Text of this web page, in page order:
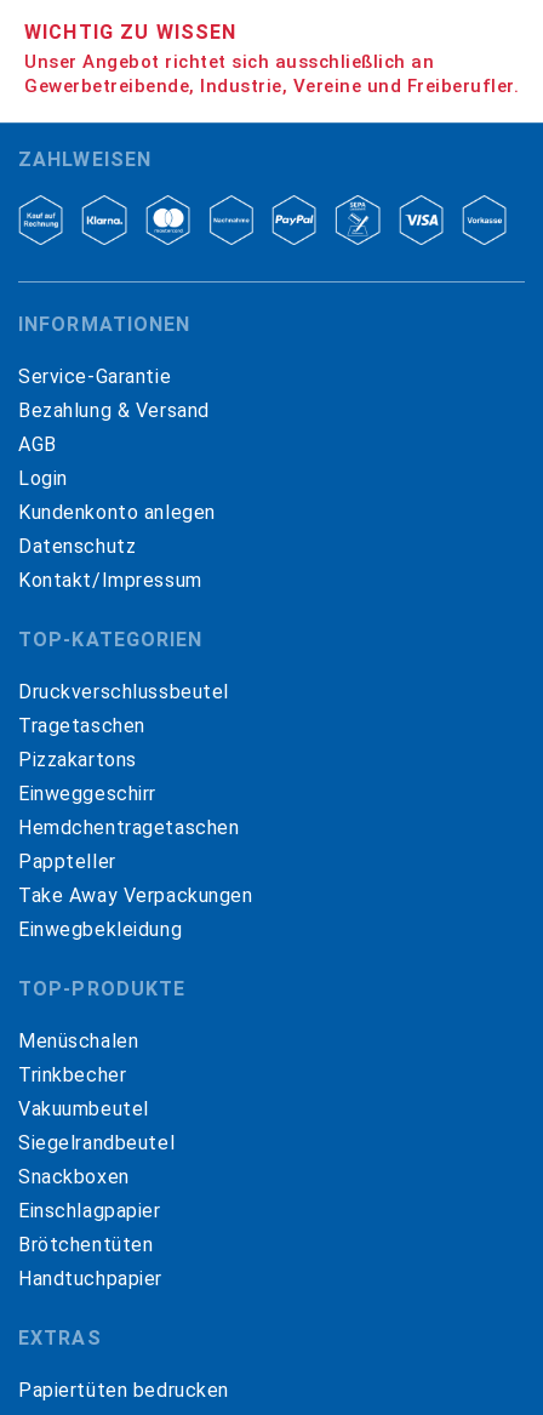
WICHTIG ZU WISSEN
Unser Angebot richtet sich ausschließlich an
Gewerbetreibende, Industrie, Vereine und Freiberufler.
ZAHLWEISEN
INFORMATIONEN
Service-Garantie
Bezahlung & Versand
AGB
Login
Kundenkonto anlegen
Datenschutz
Kontakt/Impressum
TOP-KATEGORIEN
Druckverschlussbeutel
Tragetaschen
Pizzakartons
Einweggeschirr
Hemdchentragetaschen
Pappteller
Take Away Verpackungen
Einwegbekleidung
TOP-PRODUKTE
Menüschalen
Trinkbecher
Vakuumbeutel
Siegelrandbeutel
Snackboxen
Einschlagpapier
Brötchentüten
Handtuchpapier
EXTRAS
Papiertüten bedrucken